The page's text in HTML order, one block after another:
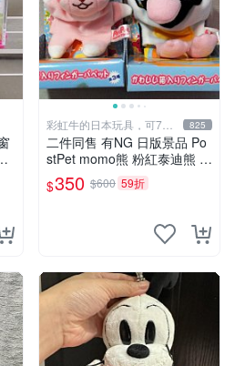
彩虹牛的日本玩具，可7取
付
825
二件同售 有NG 日版景品 Po
stPet momo熊 粉紅泰迪熊 妹
妹 comomo 企鵝 娃娃 布偶
手指頭 娃娃
$350 $600 59折